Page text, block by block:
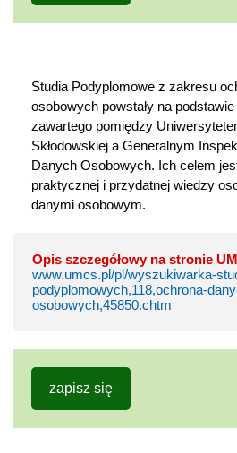
Studia Podyplomowe z zakresu
osobowych powstały na
zawartego pomiędzy
Skłodowskiej a Generalnym
Danych Osobowych. Ich celem
praktycznej i przydatnej wiedzy
danymi osobowym.
Opis szczegółowy na stronie
www.umcs.pl/pl/wyszukiwarka-
podyplomowych,118,ochrona-
osobowych,45850.chtm
zapisz się